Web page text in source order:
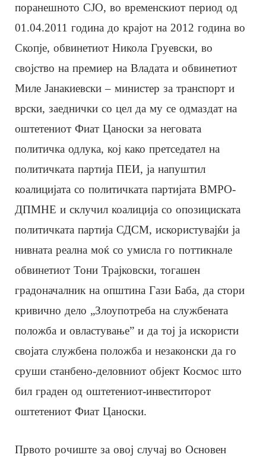
поранешното СЈО, во временскиот период од
01.04.2011 година до крајот на 2012 година во
Скопје, обвинетиот Никола Груевски, во
својство на премиер на Владата и обвинетиот
Миле Јанакиевски – министер за транспорт и
врски, заеднички со цел да му се одмаздат на
оштетениот Фиат Цаноски за неговата
политичка одлука, кој како претседател на
политичката партија ПЕИ, ја напуштил
коалицијата со политичката партијата ВМРО-
ДПМНЕ и склучил коалиција со опозициската
политичката партија СДСМ, искористувајќи ја
нивната реална моќ со умисла го поттикнале
обвинетиот Тони Трајковски, тогашен
градоначалник на општина Гази Баба, да стори
кривично дело „Злоупотреба на службената
положба и овластување” и да тој ја искористи
својата службена положба и незаконски да го
сруши станбено-деловниот објект Космос што
бил граден од оштетениот-инвеститорот
оштетениот Фиат Цаноски.
Првото рочиште за овој случај во Основен